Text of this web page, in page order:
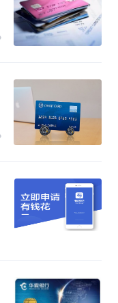
关的申请资料，
递交申请材料即